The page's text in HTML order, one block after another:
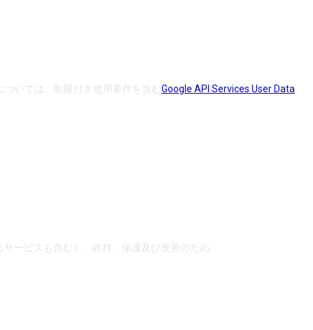
いては、制限付き使用要件を含むGoogle API Services User Data
ービスも含む）、維持、保護及び改善のため